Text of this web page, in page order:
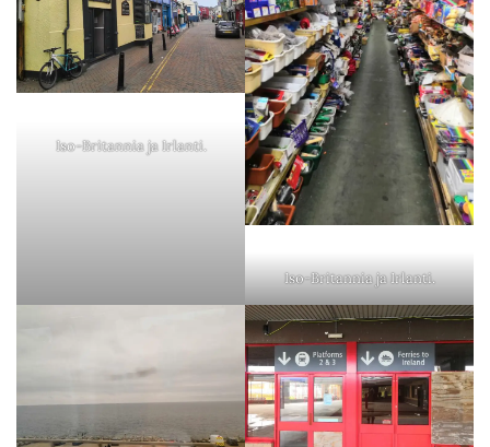
Iso-Britannia ja Irlanti.
Iso-Britannia ja Irlanti.